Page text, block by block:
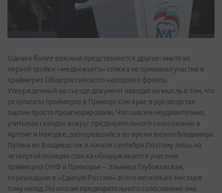
Однако более важным представляется другое: никто из
первой тройки «медвежьего» списка не принимал участия в
праймериз Общероссийского народного фронта.
Утвержденный на съезде документ наводит на мысль о том, что
результаты праймериз в Приморском крае в руководстве
партии просто проигнорировали. Что совсем неудивительно,
учитывая скандал вокруг предварительного голосования в
Артеме и Находке, разгоревшийся во время визита Владимира
Путина во Владивосток в начале сентября.Поэтому лишь на
четвертой позиции списка обнаруживается участник
праймериз ОНФ в Приморье – Эльмира Глубоковская,
перешедшая в «Единую Россию» всего несколько месяцев
тому назад. По итогам предварительного голосования она